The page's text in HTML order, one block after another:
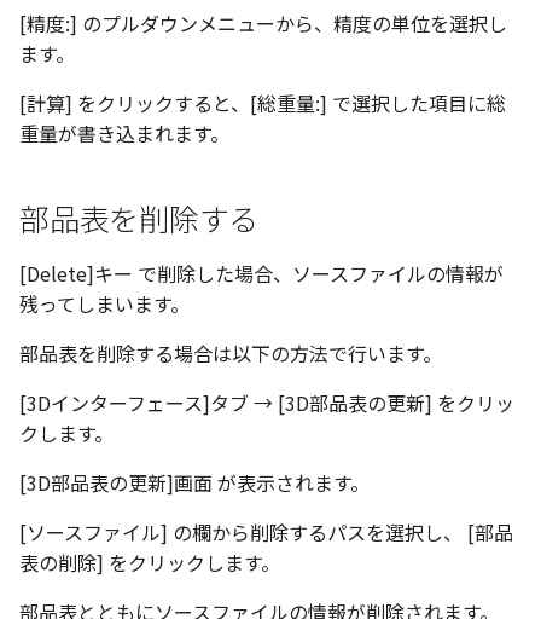
[精度:] のプルダウンメニューから、精度の単位を選択し
ます。
[計算] をクリックすると、[総重量:] で選択した項目に総
重量が書き込まれます。
部品表を削除する
[Delete]キー で削除した場合、ソースファイルの情報が
残ってしまいます。
部品表を削除する場合は以下の方法で行います。
[3Dインターフェース]タブ → [3D部品表の更新] をクリッ
クします。
[3D部品表の更新]画面 が表示されます。
[ソースファイル] の欄から削除するパスを選択し、 [部品
表の削除] をクリックします。
部品表とともにソースファイルの情報が削除されます。